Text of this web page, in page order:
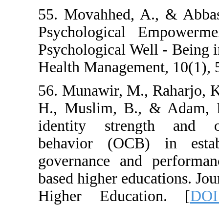
55.
Psychological
Psychological
Health
56. Munawir,
H., Muslim,
identity
behavior
governance
based higher
Higher